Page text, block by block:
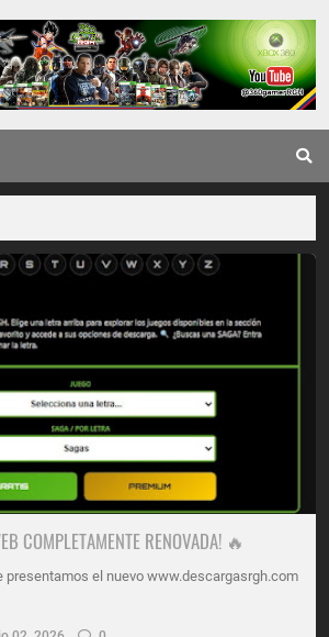
COMPLETAMENTE RENOVADA! 🔥
presentamos el nuevo www.descargasrgh.com